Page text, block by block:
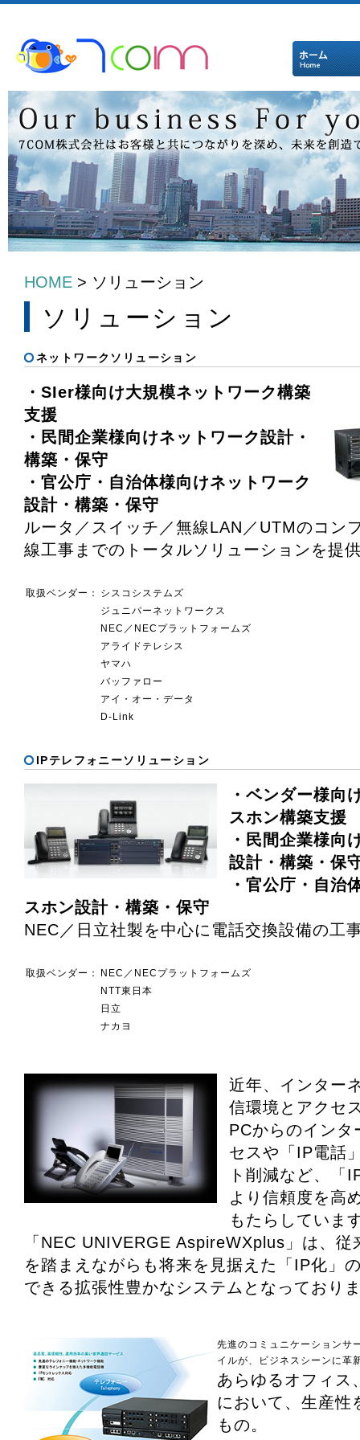
HOME > ソリューション
ソリューション
ネットワークソリューション
・SIer様向け大規模ネットワーク構築
支援
・民間企業様向けネットワーク設計・
構築・保守
・官公庁・自治体様向けネットワーク
設計・構築・保守
ルータ／スイッチ／無線LAN／UTMのコン
線工事までのトータルソリューションを提
取扱ベンダー：
シスコシステムズ
ジュニパーネットワークス
NEC／NECプラットフォームズ
アライドテレシス
ヤマハ
バッファロー
アイ・オー・データ
D-Link
IPテレフォニーソリューション
・ベンダー様向
スホン構築支援
・民間企業様向
設計・構築・保
・官公庁・自治
スホン設計・構築・保守
NEC／日立社製を中心に電話交換設備の工
取扱ベンダー：
NEC／NECプラットフォームズ
NTT東日本
日立
ナカヨ
近年、インター
信環境とアクセ
PCからのインタ
セスや「IP電話
ト削減など、「
より信頼度を高
もたらしていま
「NEC UNIVERGE AspireWXplus」は、
を踏まえながらも将来を見据えた「IP化」
できる拡張性豊かなシステムとなっており
先進のコミュニケーションサ
イルが、ビジネスシーンに革
あらゆるオフィス
において、生産性
もの。